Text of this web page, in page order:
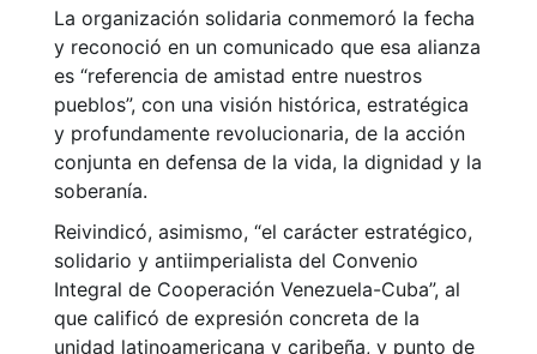
La organización solidaria conmemoró la fecha
y reconoció en un comunicado que esa alianza
es “referencia de amistad entre nuestros
pueblos”, con una visión histórica, estratégica
y profundamente revolucionaria, de la acción
conjunta en defensa de la vida, la dignidad y la
soberanía.
Reivindicó, asimismo, “el carácter estratégico,
solidario y antiimperialista del Convenio
Integral de Cooperación Venezuela-Cuba”, al
que calificó de expresión concreta de la
unidad latinoamericana y caribeña, y punto de